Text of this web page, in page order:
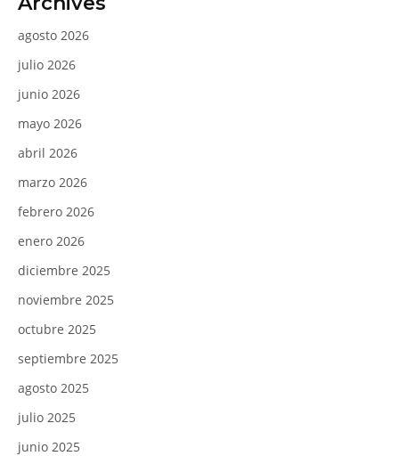
agosto 2026
julio 2026
junio 2026
mayo 2026
abril 2026
marzo 2026
febrero 2026
enero 2026
diciembre 2025
noviembre 2025
octubre 2025
septiembre 2025
agosto 2025
julio 2025
junio 2025